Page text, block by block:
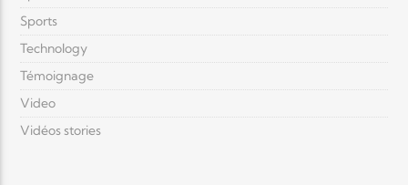
Sports
Technology
Témoignage
Video
Vidéos stories